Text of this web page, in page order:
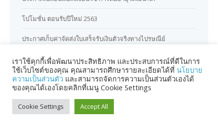
โปโมชั่น ตอนรับปีใหม่ 2563
ประกาศเก็บค่าจัดส่งใบเสร็จรับเงินตัวจริงทางไปรษณีย์
เราใช้คุกกี้เพื่อพัฒนาประสิทธิภาพ และประสบการณ์ที่ดีในการ
ใช้เว็บไซต์ของคุณ คุณสามารถศึกษารายละเอียดได้ที่ นโยบาย
ความเป็นส่วนตัว และสามารถจัดการความเป็นส่วนตัวเองได้
ของคุณได้เองโดยคลิกที่เมนู Cookie Settings
Cookie Settings Accept All